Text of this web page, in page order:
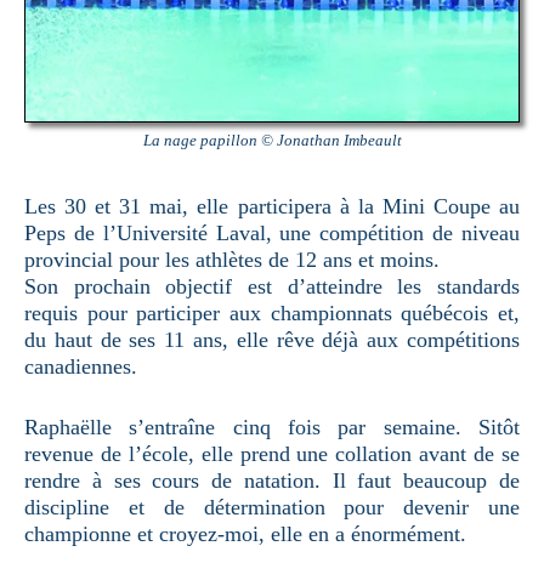
La nage papillon © Jonathan Imbeault
Les 30 et 31 mai, elle participera à la Mini Coupe au
Peps de l’Université Laval, une compétition de niveau
provincial pour les athlètes de 12 ans et moins.
Son prochain objectif est d’atteindre les standards
requis pour participer aux championnats québécois et,
du haut de ses 11 ans, elle rêve déjà aux compétitions
canadiennes.
Raphaëlle s’entraîne cinq fois par semaine. Sitôt
revenue de l’école, elle prend une collation avant de se
rendre à ses cours de natation. Il faut beaucoup de
discipline et de détermination pour devenir une
championne et croyez-moi, elle en a énormément.